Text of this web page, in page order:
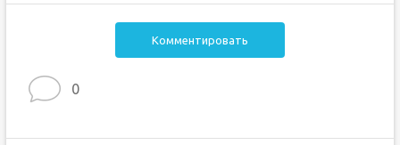
Комментировать
0